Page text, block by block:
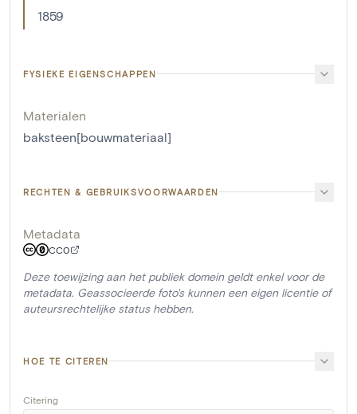
1859
FYSIEKE EIGENSCHAPPEN
Materialen
baksteen[bouwmateriaal]
RECHTEN & GEBRUIKSVOORWAARDEN
Metadata
CC0
Deze toewijzing aan het publiek domein geldt enkel voor de
metadata. Geassocieerde foto's kunnen een eigen licentie of
auteursrechtelijke status hebben.
HOE TE CITEREN
Citering